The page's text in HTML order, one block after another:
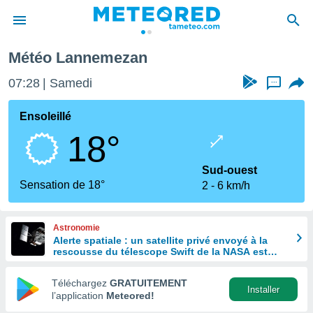
de
Météo Lannemezan
07:28 Samedi ...
Ensoleillé
18°
Sensation de 18°
Sud-ouest
2
6 km/h
Astronomie
Alerte spatiale : un satellite privé envoyé à la
rescousse du télescope Swift de la NASA est
Téléchargez GRATUITEMENT
l’application Meteored!
Installer